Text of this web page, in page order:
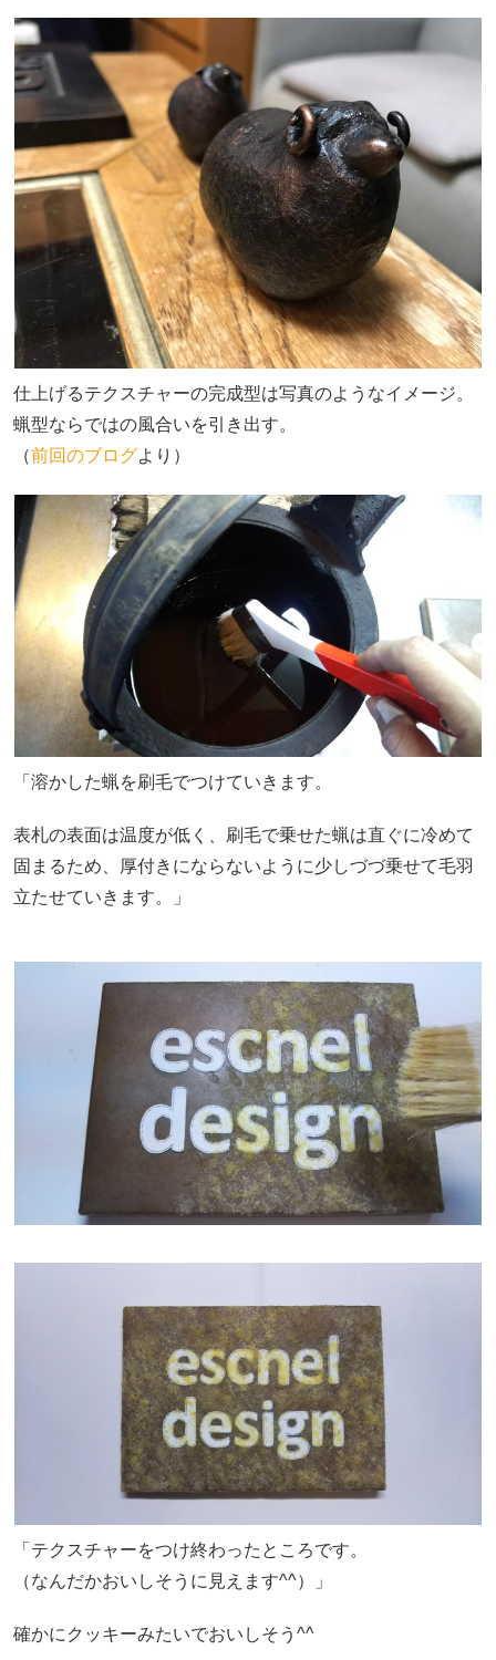
仕上げるテクスチャーの完成型は写真のようなイメージ。
蝋型ならではの風合いを引き出す。
（前回のブログより）
「溶かした蝋を刷毛でつけていきます。
表札の表面は温度が低く、刷毛で乗せた蝋は直ぐに冷めて
固まるため、厚付きにならないように少しづづ乗せて毛羽
立たせていきます。」
「テクスチャーをつけ終わったところです。
（なんだかおいしそうに見えます^^）」
確かにクッキーみたいでおいしそう^^